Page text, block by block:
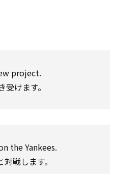
project.
けます。
the Yankees.
戦します。